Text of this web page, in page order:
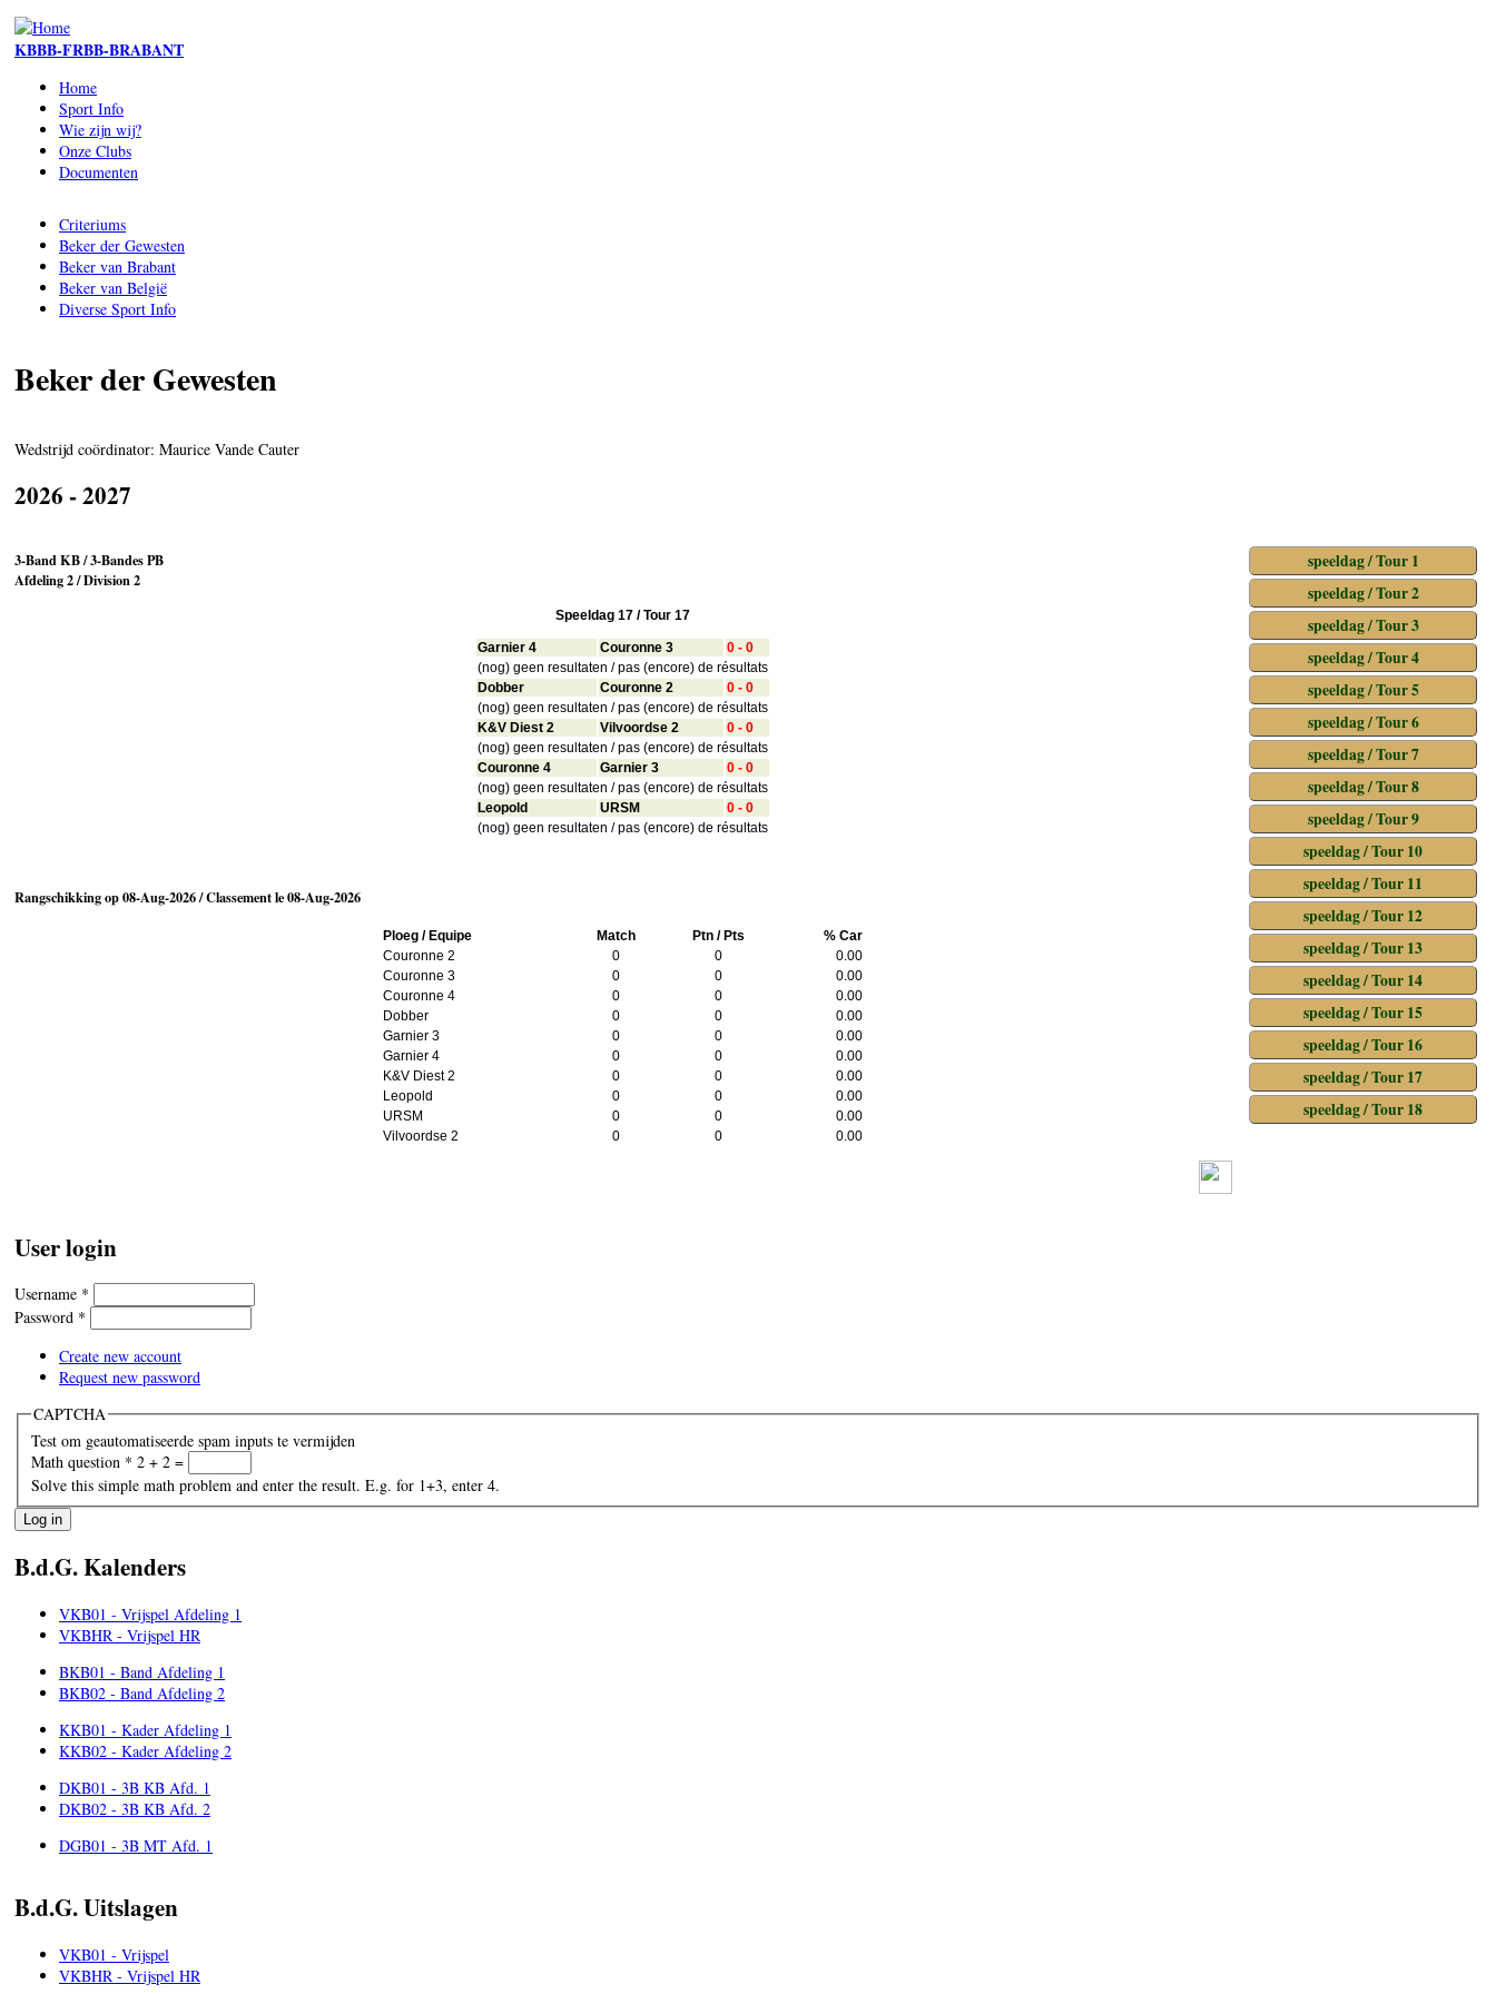
Skip to main content
KBBB-FRBB-BRABANT
Home
Sport Info
Wie zijn wij?
Onze Clubs
Documenten
Criteriums
Beker der Gewesten
Beker van Brabant
Beker van België
Diverse Sport Info
Beker der Gewesten
Wedstrijd coördinator: Maurice Vande Cauter
2026 - 2027
speeldag / Tour 1
speeldag / Tour 2
speeldag / Tour 3
speeldag / Tour 4
speeldag / Tour 5
speeldag / Tour 6
speeldag / Tour 7
speeldag / Tour 8
speeldag / Tour 9
speeldag / Tour 10
speeldag / Tour 11
speeldag / Tour 12
speeldag / Tour 13
speeldag / Tour 14
speeldag / Tour 15
speeldag / Tour 16
speeldag / Tour 17
speeldag / Tour 18
3-Band KB / 3-Bandes PB
Afdeling 2 / Division 2
Speeldag 17 / Tour 17
Garnier 4 Couronne 3
0 - 0
(nog) geen resultaten / pas (encore) de résultats
Dobber
Couronne 2
0 - 0
(nog) geen resultaten / pas (encore) de résultats
K&V Diest 2
Vilvoordse 2
0 - 0
(nog) geen resultaten / pas (encore) de résultats
Couronne 4
Garnier 3
0 - 0
(nog) geen resultaten / pas (encore) de résultats
Leopold
URSM
0 - 0
(nog) geen resultaten / pas (encore) de résultats
Rangschikking op 08-Aug-2026 / Classement le 08-Aug-2026
Ploeg / Equipe Match Ptn / Pts
% Car
Couronne 2
0 0
0.00
Couronne 3
0 0
0.00
Couronne 4
0 0
0.00
Dobber
0 0
0.00
Garnier 3
0 0
0.00
Garnier 4
0 0
0.00
K&V Diest 2
0 0
0.00
Leopold
0 0
0.00
URSM
0 0
0.00
Vilvoordse 2
0 0 0.00
User login
Username *
Password *
Create new account
Request new password
CAPTCHA
Test om geautomatiseerde spam inputs te vermijden
Math question * 2 + 2 =
Solve this simple math problem and enter the result. E.g. for 1+3, enter 4.
B.d.G. Kalenders
VKB01 - Vrijspel Afdeling 1
VKBHR - Vrijspel HR
BKB01 - Band Afdeling 1
BKB02 - Band Afdeling 2
KKB01 - Kader Afdeling 1
KKB02 - Kader Afdeling 2
DKB01 - 3B KB Afd. 1
DKB02 - 3B KB Afd. 2
DGB01 - 3B MT Afd. 1
B.d.G. Uitslagen
VKB01 - Vrijspel
VKBHR - Vrijspel HR